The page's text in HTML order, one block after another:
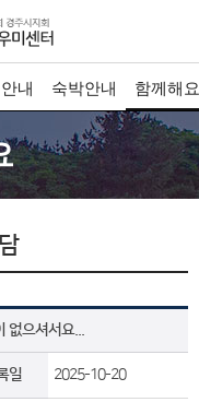
내 숙박안내 함께해요
으셔서요...
일 2025-10-20